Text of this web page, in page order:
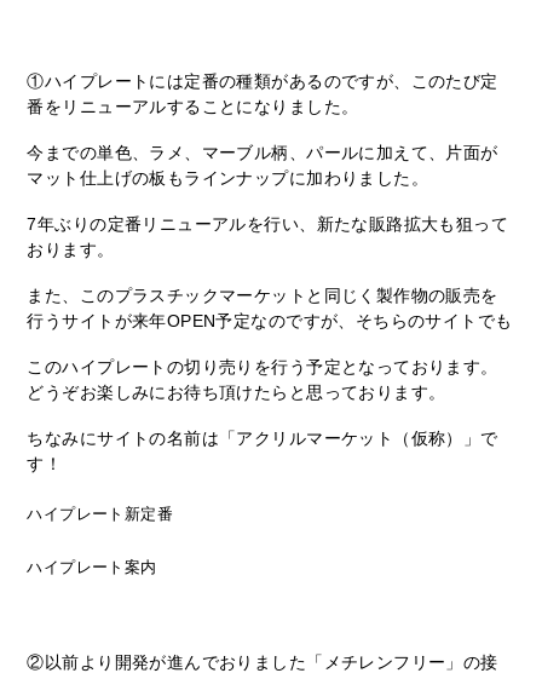
①ハイプレートには定番の種類があるのですが、このたび定
番をリニューアルすることになりました。
今までの単色、ラメ、マーブル柄、パールに加えて、片面が
マット仕上げの板もラインナップに加わりました。
7年ぶりの定番リニューアルを行い、新たな販路拡大も狙って
おります。
また、このプラスチックマーケットと同じく製作物の販売を
行うサイトが来年OPEN予定なのですが、そちらのサイトでも
このハイプレートの切り売りを行う予定となっております。
どうぞお楽しみにお待ち頂けたらと思っております。
ちなみにサイトの名前は「アクリルマーケット（仮称）」で
す！
ハイプレート新定番
ハイプレート案内
②以前より開発が進んでおりました「メチレンフリー」の接